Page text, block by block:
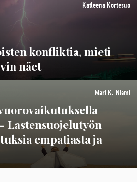
Katleena Kortesuo
konfliktia, mieti
näet
Mari K. Niemi
Lastensuojelutyön
empatiasta ja